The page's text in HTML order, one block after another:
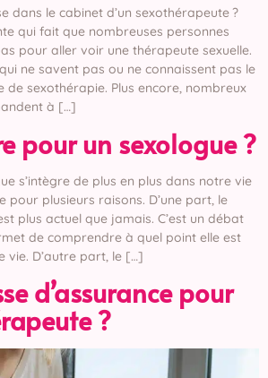
dans le cabinet d’un sexothérapeute ?
qui fait que nombreuses personnes
pour aller voir une thérapeute sexuelle.
ne savent pas ou ne connaissent pas le
de sexothérapie. Plus encore, nombreux
à […]
pour un sexologue ?
s’intègre de plus en plus dans notre vie
pour plusieurs raisons. D’une part, le
plus actuel que jamais. C’est un débat
de comprendre à quel point elle est
vie. D’autre part, le […]
d’assurance pour
?